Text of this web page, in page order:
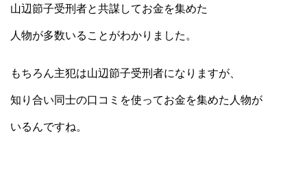
山辺節子受刑者と共謀してお金を集めた
人物が多数いることがわかりました。
もちろん主犯は山辺節子受刑者になりますが、
知り合い同士の口コミを使ってお金を集めた人物が
いるんですね。